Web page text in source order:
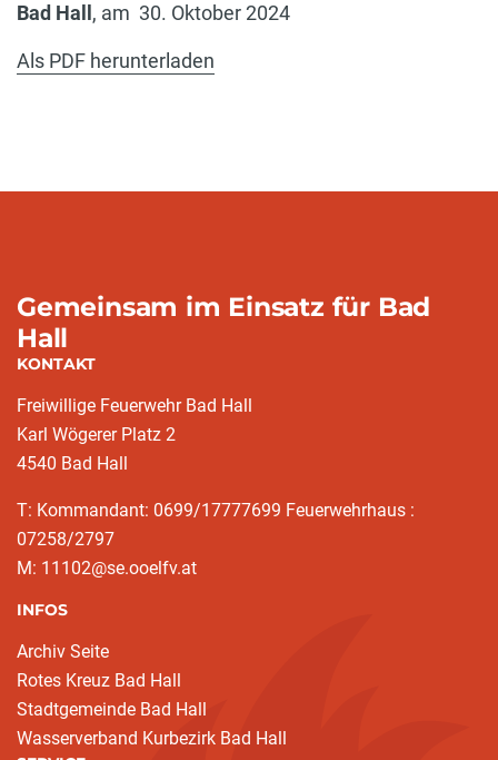
Bad Hall , am 30. Oktober 2024
Als PDF herunterladen
Gemeinsam im Einsatz für Bad
Hall
KONTAKT
Freiwillige Feuerwehr Bad Hall
Karl Wögerer Platz 2
4540 Bad Hall
T: Kommandant: 0699/17777699 Feuerwehrhaus :
07258/2797
M: 11102@se.ooelfv.at
INFOS
Archiv Seite
Rotes Kreuz Bad Hall
Stadtgemeinde Bad Hall
Wasserverband Kurbezirk Bad Hall